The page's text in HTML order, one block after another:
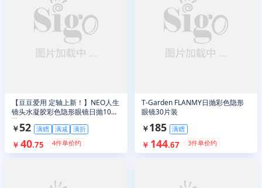
【豆豆爱用 定轴上新！】NEO人生
镜头水凝胶彩色隐形眼镜日抛10片
装
￥52 满赠 满减 满折
￥ 40.75 4件单价约
T-Garden FLANMY日抛彩色隐形
眼镜30片装
￥185 满赠
￥ 144.67 3件单价约